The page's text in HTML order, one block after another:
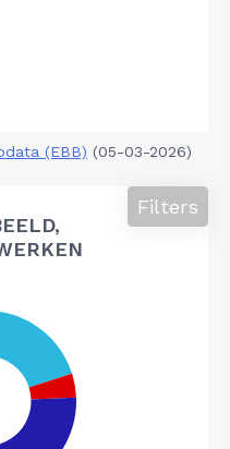
(EBB) (05-03-2026)
Filters